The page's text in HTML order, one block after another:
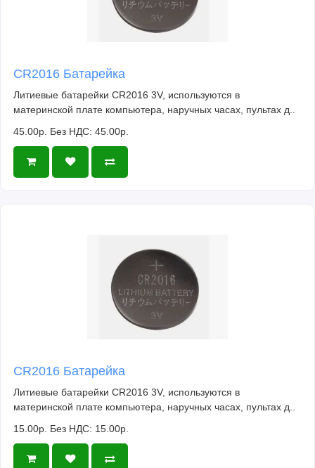
CR2016 Батарейка
Литиевые батарейки CR2016 3V, используются в
материнской плате компьютера, наручных часах, пультах д..
45.00р. Без НДС: 45.00р.
CR2016 Батарейка
Литиевые батарейки CR2016 3V, используются в
материнской плате компьютера, наручных часах, пультах д..
15.00р. Без НДС: 15.00р.